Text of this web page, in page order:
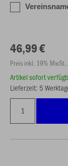
46,99 €
Preis inkl. 19% MwSt.
Artikel sofort
Lieferzeit: 5